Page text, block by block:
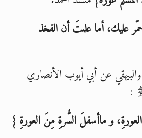
عليك، أما علمتَ أن الفخذ
عن أبي أيوب الأنصاري
:
وماأسفلَ السُّرةِ مِنَ العورةِ }